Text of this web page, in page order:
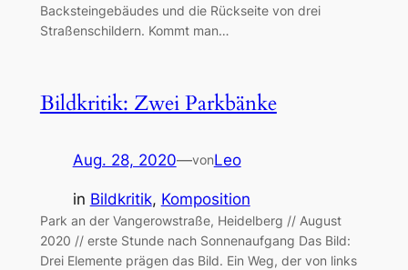
Backsteingebäudes und die Rückseite von drei
Straßenschildern. Kommt man…
Bildkritik: Zwei Parkbänke
Aug. 28, 2020—vonLeo
in Bildkritik, Komposition
Park an der Vangerowstraße, Heidelberg // August
2020 // erste Stunde nach Sonnenaufgang Das Bild:
Drei Elemente prägen das Bild. Ein Weg, der von links